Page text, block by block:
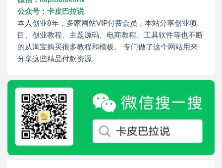
公众号：卡皮巴拉说
本人创业8年，多家网站VIP付费会员，本站分享创业项
目、创业教程、主题源码、电商教程、工具软件等也不断
的从淘宝购买很多教程和模板。 专门做了这个网站用来
分享这些精品付款资源。